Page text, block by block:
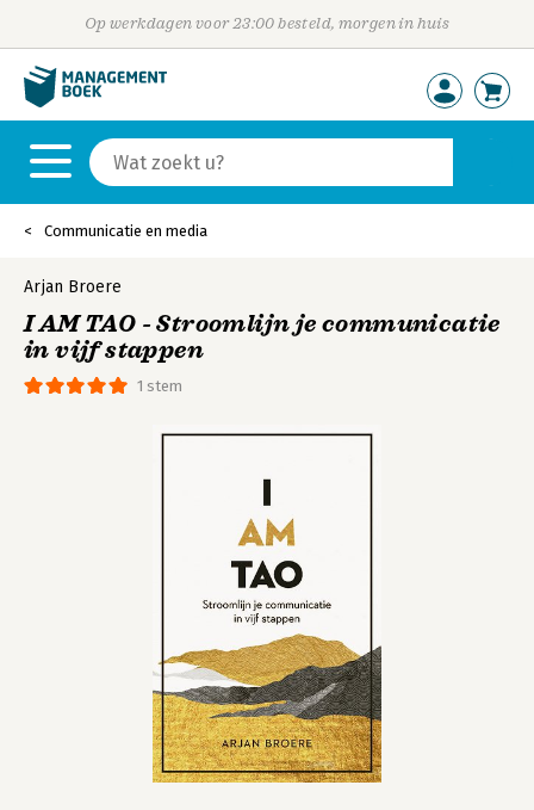
Op werkdagen voor 23:00 besteld, morgen in huis
Communicatie en media
1 stem
Arjan Broere
I AM TAO - Stroomlijn je communicatie
in vijf stappen